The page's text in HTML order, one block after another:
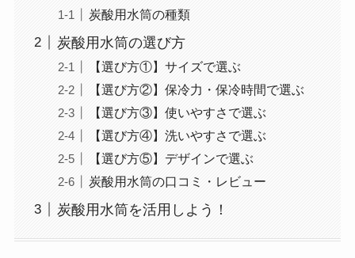
炭酸用水筒の種類
炭酸用水筒の選び方
【選び方①】サイズで選ぶ
【選び方②】保冷力・保冷時間で選ぶ
【選び方③】使いやすさで選ぶ
【選び方④】洗いやすさで選ぶ
【選び方⑤】デザインで選ぶ
炭酸用水筒の口コミ・レビュー
炭酸用水筒を活用しよう！